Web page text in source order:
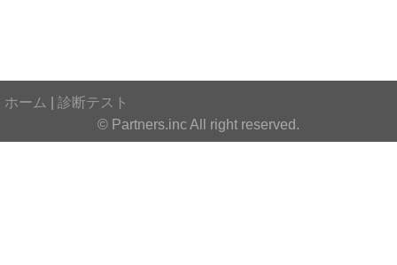
ホーム
診断テスト
© Partners.inc All right reserved.